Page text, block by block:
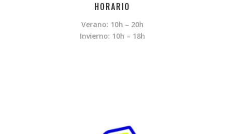
HORARIO
Verano: 10h – 20h
Invierno: 10h – 18h